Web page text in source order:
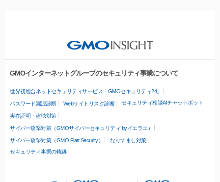
GMOインターネットグループのセキュリティ事業について
世界初総合ネットセキュリティサービス「GMOセキュリティ24」
パスワード漏洩診断 Webサイトリスク診断 セキュリティ相談AIチャットボット
実在証明・盗聴対策
サイバー攻撃対策（GMOサイバーセキュリティ byイエラエ）
サイバー攻撃対策（GMO Flatt Security）
なりすまし対策
セキュリティ事業の軌跡